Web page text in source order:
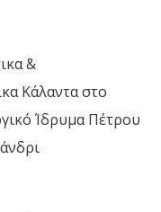
&
Κάλαντα στο
Ίδρυμα Πέτρου